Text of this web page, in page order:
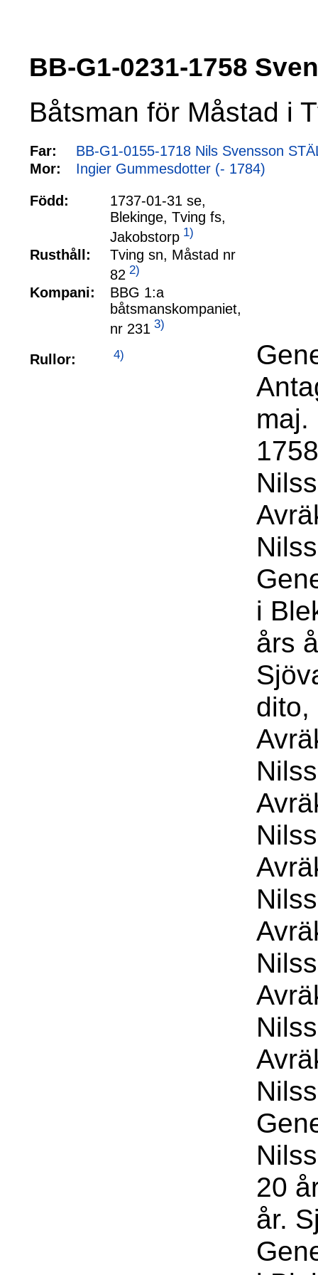
BB-G1-0231-1758
Båtsman för Måstad i
Far:
BB-G1-0155-1718 Nils Svensson
Mor:
Ingier Gummesdotter (- 1784)
Född:
1737-01-31 se,
Blekinge, Tving fs,
Jakobstorp 1)
Rusthåll:
Tving sn, Måstad nr
82 2)
Kompani:
BBG 1:a
båtsmanskompaniet,
nr 231 3)
Rullor: 4)
maj.
i
års
dito,
20
år.